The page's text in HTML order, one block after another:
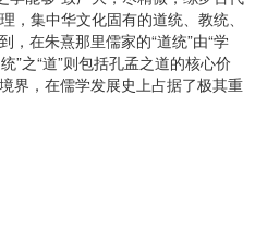
，集中华文化固有的道统、教统、
在朱熹那里儒家的“道统”由“学
”之“道”则包括孔孟之道的核心价
界，在儒学发展史上占据了极其重